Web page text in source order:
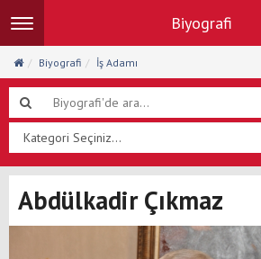
Toggle
navigation
Biyografi
Biyografi İş Adamı
Abdülkadir Çıkmaz